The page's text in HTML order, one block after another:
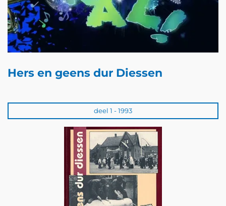
Hers en geens dur Diessen
deel 1 - 1993